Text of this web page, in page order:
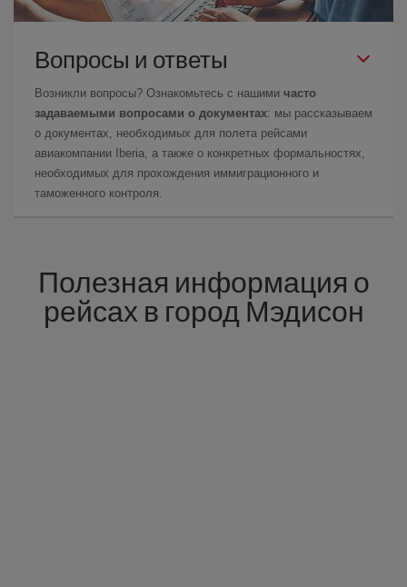
Вопросы и ответы
Возникли вопросы? Ознакомьтесь с нашими часто
задаваемыми вопросами о документах: мы рассказываем
о документах, необходимых для полета рейсами
авиакомпании Iberia, а также о конкретных формальностях,
необходимых для прохождения иммиграционного и
таможенного контроля.
Полезная информация о
рейсах в город Мэдисон